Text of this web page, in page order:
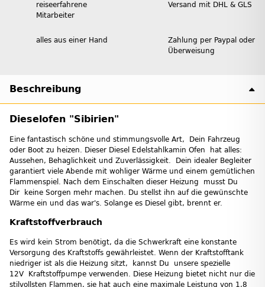
reiseerfahrene
Mitarbeiter
Versand mit DHL & GLS
alles aus einer Hand
Zahlung per Paypal oder
Überweisung
Beschreibung
Dieselofen "Sibirien"
Eine fantastisch schöne und stimmungsvolle Art, Dein Fahrzeug
oder Boot zu heizen. Dieser Diesel Edelstahlkamin Ofen hat alles:
Aussehen, Behaglichkeit und Zuverlässigkeit. Dein idealer Begleiter
garantiert viele Abende mit wohliger Wärme und einem gemütlichen
Flammenspiel. Nach dem Einschalten dieser Heizung musst Du
Dir keine Sorgen mehr machen. Du stellst ihn auf die gewünschte
Wärme ein und das war's. Solange es Diesel gibt, brennt er.
Kraftstoffverbrauch
Es wird kein Strom benötigt, da die Schwerkraft eine konstante
Versorgung des Kraftstoffs gewährleistet. Wenn der Kraftstofftank
niedriger ist als die Heizung sitzt, kannst Du unsere spezielle
12V Kraftstoffpumpe verwenden. Diese Heizung bietet nicht nur die
stilvollsten Flammen, sie hat auch eine maximale Leistung von 1,8